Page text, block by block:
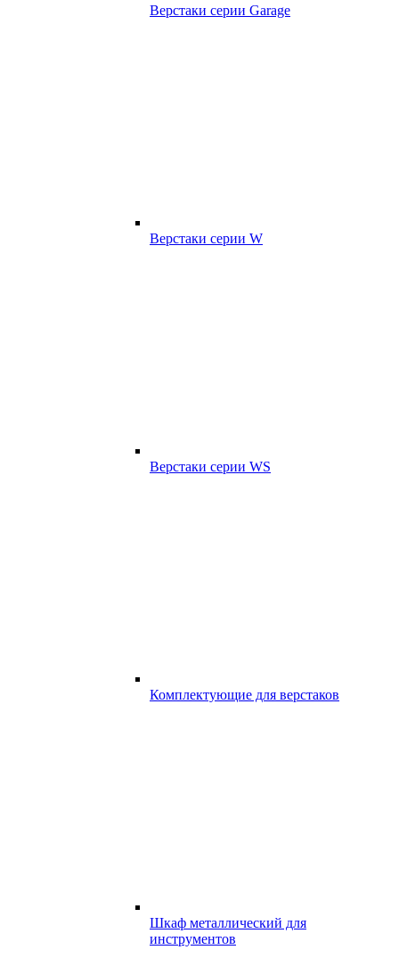
Верстаки серии Garage
Верстаки серии W
Верстаки серии WS
Комплектующие для верстаков
Шкаф металлический для
инструментов